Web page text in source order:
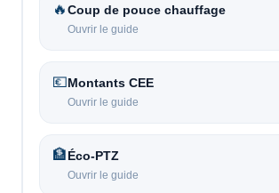
🔥Coup de pouce chauffage
Ouvrir le guide
💶Montants CEE
Ouvrir le guide
🏦Éco-PTZ
Ouvrir le guide